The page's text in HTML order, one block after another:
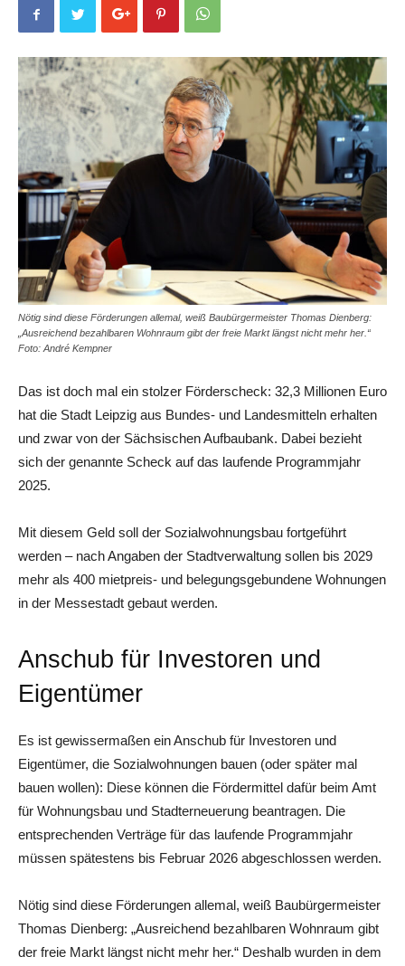
Nötig sind diese Förderungen allemal, weiß Baubürgermeister Thomas Dienberg:
„Ausreichend bezahlbaren Wohnraum gibt der freie Markt längst nicht mehr her.“
Foto: André Kempner
Das ist doch mal ein stolzer Förderscheck: 32,3 Millionen Euro
hat die Stadt Leipzig aus Bundes- und Landesmitteln erhalten
und zwar von der Sächsischen Aufbaubank. Dabei bezieht
sich der genannte Scheck auf das laufende Programmjahr
2025.
Mit diesem Geld soll der Sozialwohnungsbau fortgeführt
werden – nach Angaben der Stadtverwaltung sollen bis 2029
mehr als 400 mietpreis- und belegungsgebundene Wohnungen
in der Messestadt gebaut werden.
Anschub für Investoren und
Eigentümer
Es ist gewissermaßen ein Anschub für Investoren und
Eigentümer, die Sozialwohnungen bauen (oder später mal
bauen wollen): Diese können die Fördermittel dafür beim Amt
für Wohnungsbau und Stadterneuerung beantragen. Die
entsprechenden Verträge für das laufende Programmjahr
müssen spätestens bis Februar 2026 abgeschlossen werden.
Nötig sind diese Förderungen allemal, weiß Baubürgermeister
Thomas Dienberg: „Ausreichend bezahlbaren Wohnraum gibt
der freie Markt längst nicht mehr her.“ Deshalb wurden in dem